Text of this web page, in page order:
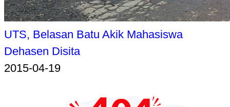
UTS, Belasan Batu Akik Mahasiswa
Dehasen Disita
2015-04-19